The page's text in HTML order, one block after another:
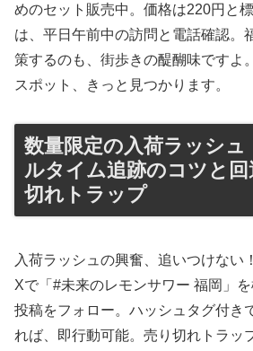
めのセット販売中。価格は220円と
は、平日午前中の訪問と電話確認。
策するのも、街歩きの醍醐味ですよ
スポット、きっと見つかります。
数量限定の入荷ラッシュ
ルタイム追跡のコツと回
切れトラップ
入荷ラッシュの興奮、追いつけない
Xで「#未来のレモンサワー 福岡」
投稿をフォロー。ハッシュタグ付き
れば、即行動可能。売り切れトラッ